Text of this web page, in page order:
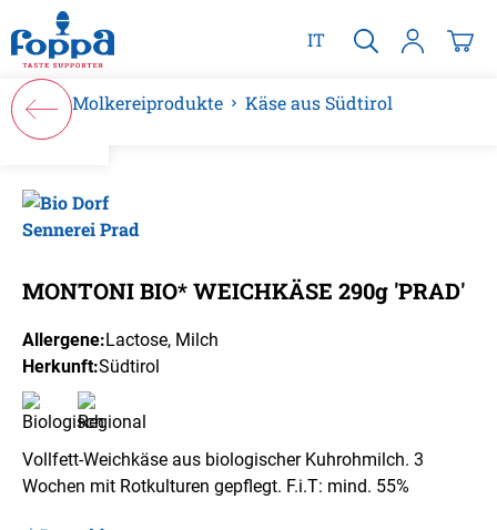
springen
IT
Molkereiprodukte Käse aus Südtirol
MONTONI BIO* WEICHKÄSE 290g 'PRAD'
Allergene:Lactose, Milch
Herkunft:Südtirol
Vollfett-Weichkäse aus biologischer Kuhrohmilch. 3
Wochen mit Rotkulturen gepflegt. F.i.T: mind. 55%